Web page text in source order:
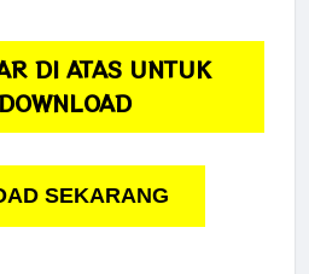
DI ATAS UNTUK
SEKARANG